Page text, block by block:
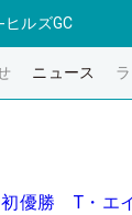
ヒルズGC
ニュース
優勝 T・エ